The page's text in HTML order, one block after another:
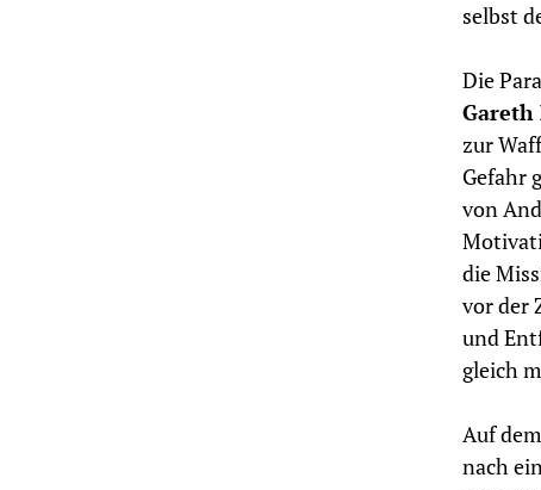
selbst
Die
Gareth
zur
Gefahr
von
die
vor der
und
gleich
Auf
nach